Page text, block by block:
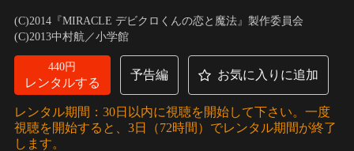
仕事仲間だった。光の片想いを応援する杏奈。だが、彼女自身も
子供の頃から光に秘めた恋心を抱いていた。
(C)2014『MIRACLE デビクロくんの恋と魔法』製作委員会
(C)2013中村航／小学館
440円
レンタルする
予告編 お気に入りに追加
レンタル期間：30日以内に視聴を開始して下さい。一度
視聴を開始すると、3日（72時間）でレンタル期間が終了
します。